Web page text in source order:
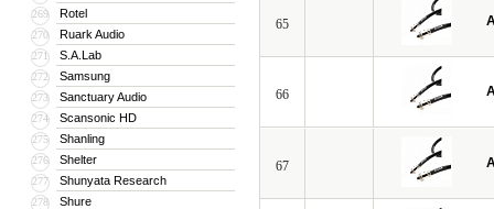
269 Rotel
270 Ruark Audio
271 S.A.Lab
272 Samsung
273 Sanctuary Audio
274 Scansonic HD
275 Shanling
276 Shelter
277 Shunyata Research
278 Shure
65
66
67